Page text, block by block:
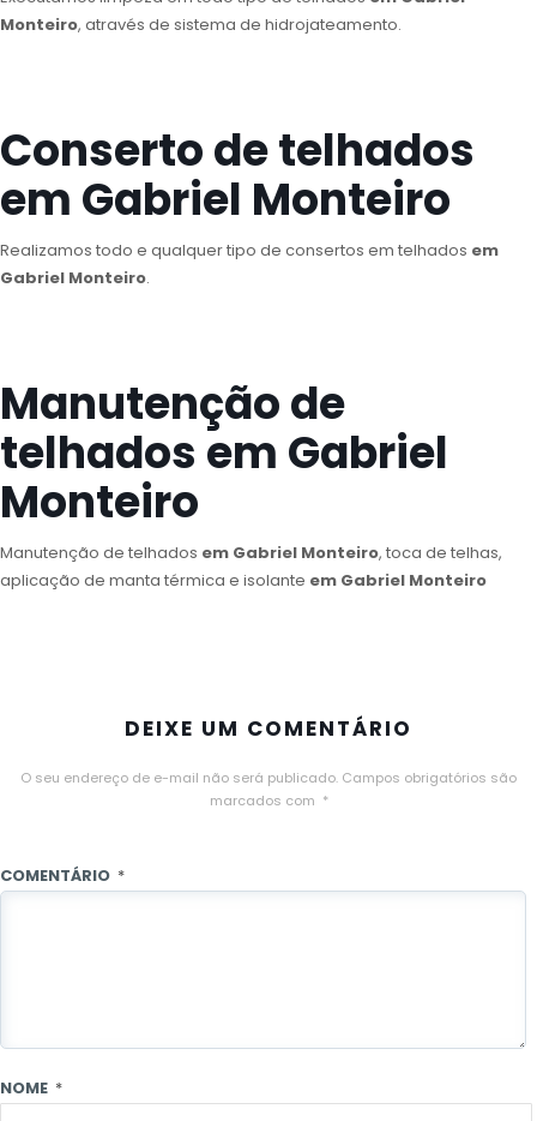
Monteiro, através de sistema de hidrojateamento.
Conserto de telhados
em Gabriel Monteiro
Realizamos todo e qualquer tipo de consertos em telhados em
Gabriel Monteiro.
Manutenção de
telhados em Gabriel
Monteiro
Manutenção de telhados em Gabriel Monteiro, toca de telhas,
aplicação de manta térmica e isolante em Gabriel Monteiro
DEIXE UM COMENTÁRIO
O seu endereço de e-mail não será publicado. Campos obrigatórios são
marcados com *
COMENTÁRIO *
NOME *